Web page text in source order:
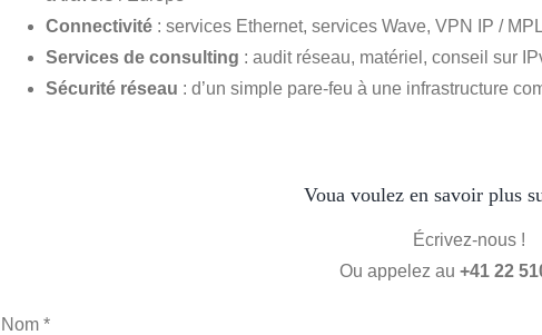
Connectivité : services Ethernet, services Wave, VPN IP /
Services de consulting : audit réseau, matériel, conseil sur
Sécurité réseau : d’un simple pare-feu à une infrastructure
Voua voulez en savoir plus
Écrivez-nous !
Ou appelez au +41 22
Nom *